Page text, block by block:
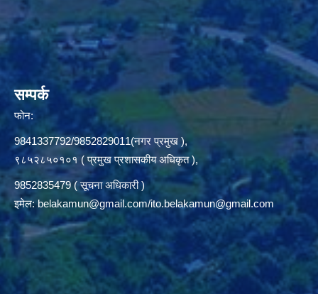
सम्पर्क
फोन:
9841337792/9852829011(नगर प्रमुख ),
९८५२८५०१०१ ( प्रमुख प्रशासकीय अधिकृत ),
9852835479 ( सूचना अधिकारी )
इमेल:belakamun@gmail.com/ito.belakamun@gmail.com